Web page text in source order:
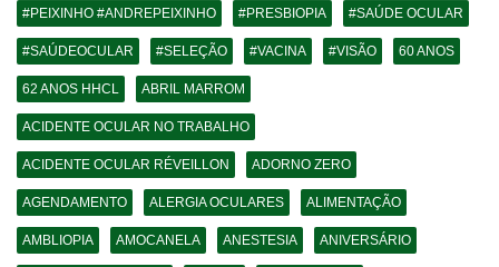
#PEIXINHO #ANDREPEIXINHO #PRESBIOPIA #SAÚDE OCULAR
#SAÚDEOCULAR #SELEÇÃO #VACINA #VISÃO 60 ANOS
62 ANOS HHCL ABRIL MARROM
ACIDENTE OCULAR NO TRABALHO
ACIDENTE OCULAR RÉVEILLON ADORNO ZERO
AGENDAMENTO ALERGIA OCULARES ALIMENTAÇÃO
AMBLIOPIA AMOCANELA ANESTESIA ANIVERSÁRIO